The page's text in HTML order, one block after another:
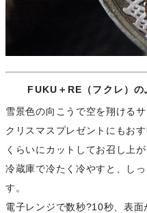
FUKU＋RE（フクレ）
雪景色の向こうで空を翔ける
クリスマスプレゼントにもお
くらいにカットしてお召し上
冷蔵庫で冷たく冷やすと、し
す。
電子レンジで数秒?10秒、表